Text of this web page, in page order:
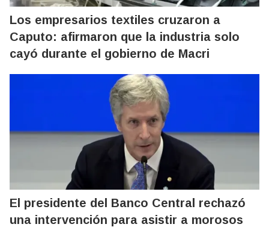
Los empresarios textiles cruzaron a
Caputo: afirmaron que la industria solo
cayó durante el gobierno de Macri
El presidente del Banco Central rechazó
una intervención para asistir a morosos